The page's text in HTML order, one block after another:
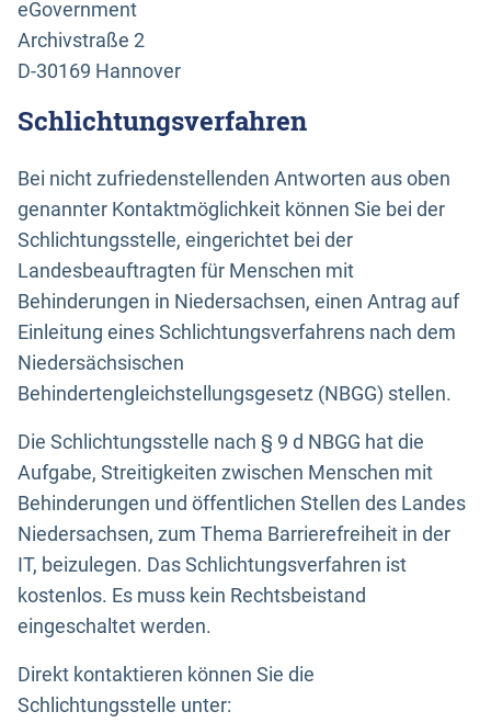
eGovernment
Archivstraße 2
D-30169 Hannover
Schlichtungsverfahren
Bei nicht zufriedenstellenden Antworten aus oben
genannter Kontaktmöglichkeit können Sie bei der
Schlichtungsstelle, eingerichtet bei der
Landesbeauftragten für Menschen mit
Behinderungen in Niedersachsen, einen Antrag auf
Einleitung eines Schlichtungsverfahrens nach dem
Niedersächsischen
Behindertengleichstellungsgesetz (NBGG) stellen.
Die Schlichtungsstelle nach § 9 d NBGG hat die
Aufgabe, Streitigkeiten zwischen Menschen mit
Behinderungen und öffentlichen Stellen des Landes
Niedersachsen, zum Thema Barrierefreiheit in der
IT, beizulegen. Das Schlichtungsverfahren ist
kostenlos. Es muss kein Rechtsbeistand
eingeschaltet werden.
Direkt kontaktieren können Sie die
Schlichtungsstelle unter: